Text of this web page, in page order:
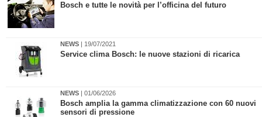
​Bosch e tutte le novità per l’officina del futuro
NEWS | 19/07/2021
Service clima Bosch: le nuove stazioni di ricarica
NEWS | 01/06/2026
Bosch amplia la gamma climatizzazione con 60 nuovi
sensori di pressione